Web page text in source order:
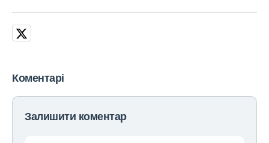
Коментарі
Залишити коментар